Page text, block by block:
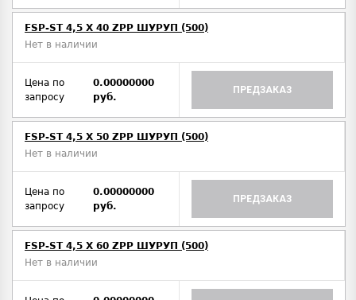
FSP-ST 4,5 X 40 ZPP ШУРУП (500)
Нет в наличии
Цена по
запросу
0.00000000
руб.
ПРЕДЗАКАЗ
FSP-ST 4,5 X 50 ZPP ШУРУП (500)
Нет в наличии
Цена по
запросу
0.00000000
руб.
ПРЕДЗАКАЗ
FSP-ST 4,5 X 60 ZPP ШУРУП (500)
Нет в наличии